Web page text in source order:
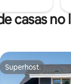
casas no
Superhost
Superhost